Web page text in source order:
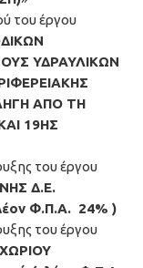
του έργου
ΥΔΡΑΥΛΙΚΩΝ
ΑΠΟ ΤΗ
19ΗΣ
του έργου
Δ.Ε.
Φ.Π.Α. 24% )
του έργου